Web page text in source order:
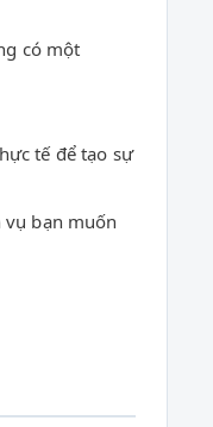
có một
tế để tạo sự
vụ bạn muốn